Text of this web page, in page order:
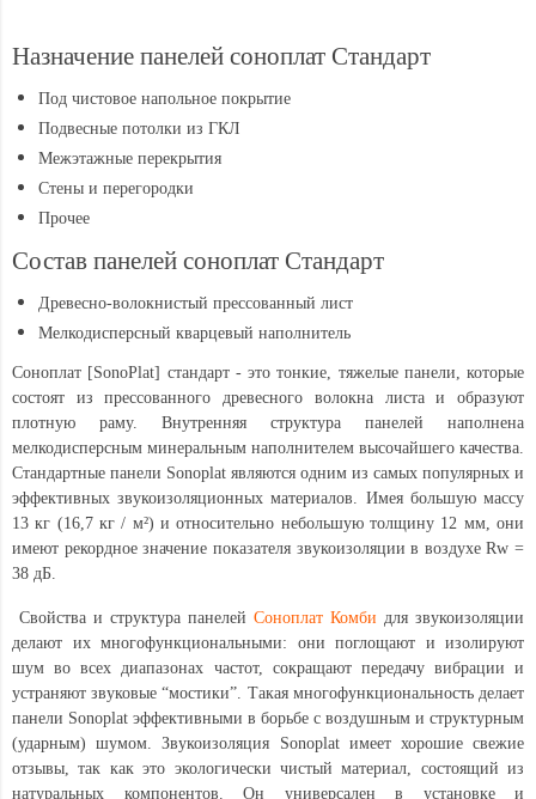
Назначение панелей соноплат Стандарт
Под чистовое напольное покрытие
Подвесные потолки из ГКЛ
Межэтажные перекрытия
Стены и перегородки
Прочее
Состав панелей соноплат Стандарт
Древесно-волокнистый прессованный лист
Мелкодисперсный кварцевый наполнитель
Соноплат [SonoPlat] стандарт - это тонкие, тяжелые панели, которые
состоят из прессованного древесного волокна листа и образуют
плотную раму. Внутренняя структура панелей наполнена
мелкодисперсным минеральным наполнителем высочайшего качества.
Стандартные панели Sonoplat являются одним из самых популярных и
эффективных звукоизоляционных материалов. Имея большую массу
13 кг (16,7 кг / м²) и относительно небольшую толщину 12 мм, они
имеют рекордное значение показателя звукоизоляции в воздухе Rw =
38 дБ.
Свойства и структура панелей Соноплат Комби для звукоизоляции
делают их многофункциональными: они поглощают и изолируют
шум во всех диапазонах частот, сокращают передачу вибрации и
устраняют звуковые “мостики”. Такая многофункциональность делает
панели Sonoplat эффективными в борьбе с воздушным и структурным
(ударным) шумом. Звукоизоляция Sonoplat имеет хорошие свежие
отзывы, так как это экологически чистый материал, состоящий из
натуральных компонентов. Он универсален в установке и